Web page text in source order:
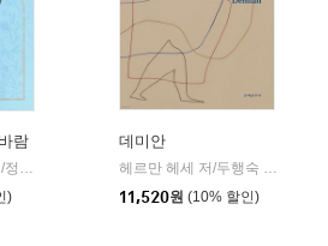
람
케네스 그레이엄 저/정지현 역/천은실 그림 | 인디고(글담)
)
데미안
헤르만 헤세 저/두행숙 역
11,520원 (10% 할인)